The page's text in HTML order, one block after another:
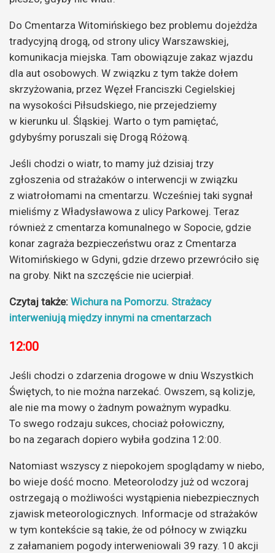
Do Cmentarza Witomińskiego bez problemu dojeżdża
tradycyjną drogą, od strony ulicy Warszawskiej,
komunikacja miejska. Tam obowiązuje zakaz wjazdu
dla aut osobowych. W związku z tym także dołem
skrzyżowania, przez Węzeł Franciszki Cegielskiej
na wysokości Piłsudskiego, nie przejedziemy
w kierunku ul. Śląskiej. Warto o tym pamiętać,
gdybyśmy poruszali się Drogą Różową.
Jeśli chodzi o wiatr, to mamy już dzisiaj trzy
zgłoszenia od strażaków o interwencji w związku
z wiatrołomami na cmentarzu. Wcześniej taki sygnał
mieliśmy z Władysławowa z ulicy Parkowej. Teraz
również z cmentarza komunalnego w Sopocie, gdzie
konar zagraża bezpieczeństwu oraz z Cmentarza
Witomińskiego w Gdyni, gdzie drzewo przewróciło się
na groby. Nikt na szczęście nie ucierpiał.
Czytaj także: Wichura na Pomorzu. Strażacy
interweniują między innymi na cmentarzach
12:00
Jeśli chodzi o zdarzenia drogowe w dniu Wszystkich
Świętych, to nie można narzekać. Owszem, są kolizje,
ale nie ma mowy o żadnym poważnym wypadku.
To swego rodzaju sukces, chociaż połowiczny,
bo na zegarach dopiero wybiła godzina 12:00.
Natomiast wszyscy z niepokojem spoglądamy w niebo,
bo wieje dość mocno. Meteorolodzy już od wczoraj
ostrzegają o możliwości wystąpienia niebezpiecznych
zjawisk meteorologicznych. Informacje od strażaków
w tym kontekście są takie, że od północy w związku
z załamaniem pogody interweniowali 39 razy. 10 akcji